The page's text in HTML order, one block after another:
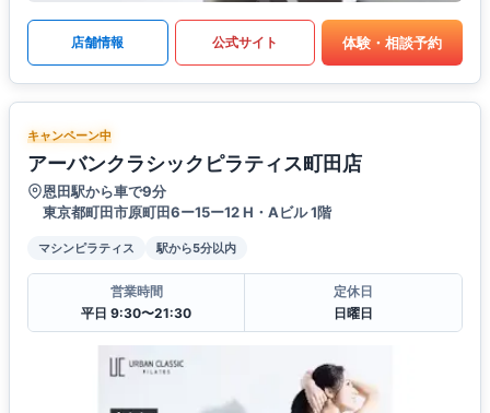
店舗情報 公式サイト 体験・相談予約
キャンペーン中
アーバンクラシックピラティス町田店
恩田駅から車で9分
東京都町田市原町田6ー15ー12 H・Aビル 1階
マシンピラティス 駅から5分以内
営業時間
平日 9:30〜21:30
定休日
日曜日